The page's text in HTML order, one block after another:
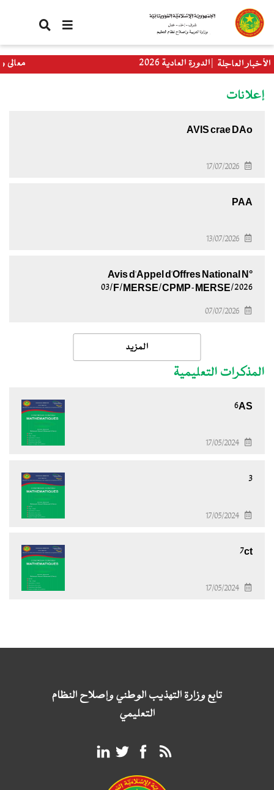
تجاوز
إلى
المحتوى
الرئيسي
الأخبار العاجلةالدورة العادية 2026
معالي
إعلانات
AVIS crae DAo
17/07/2026
PAA
13/07/2026
Avis d'Appel d'Offres National N°
03/F/MERSE/CPMP-MERSE/2026
07/07/2026
المزيد
المذكرات التعليمية
6AS
17/05/2024
3
17/05/2024
7ct
17/05/2024
تابع وزارة التهذيب الوطني وإصلاح النظام
التعليمي